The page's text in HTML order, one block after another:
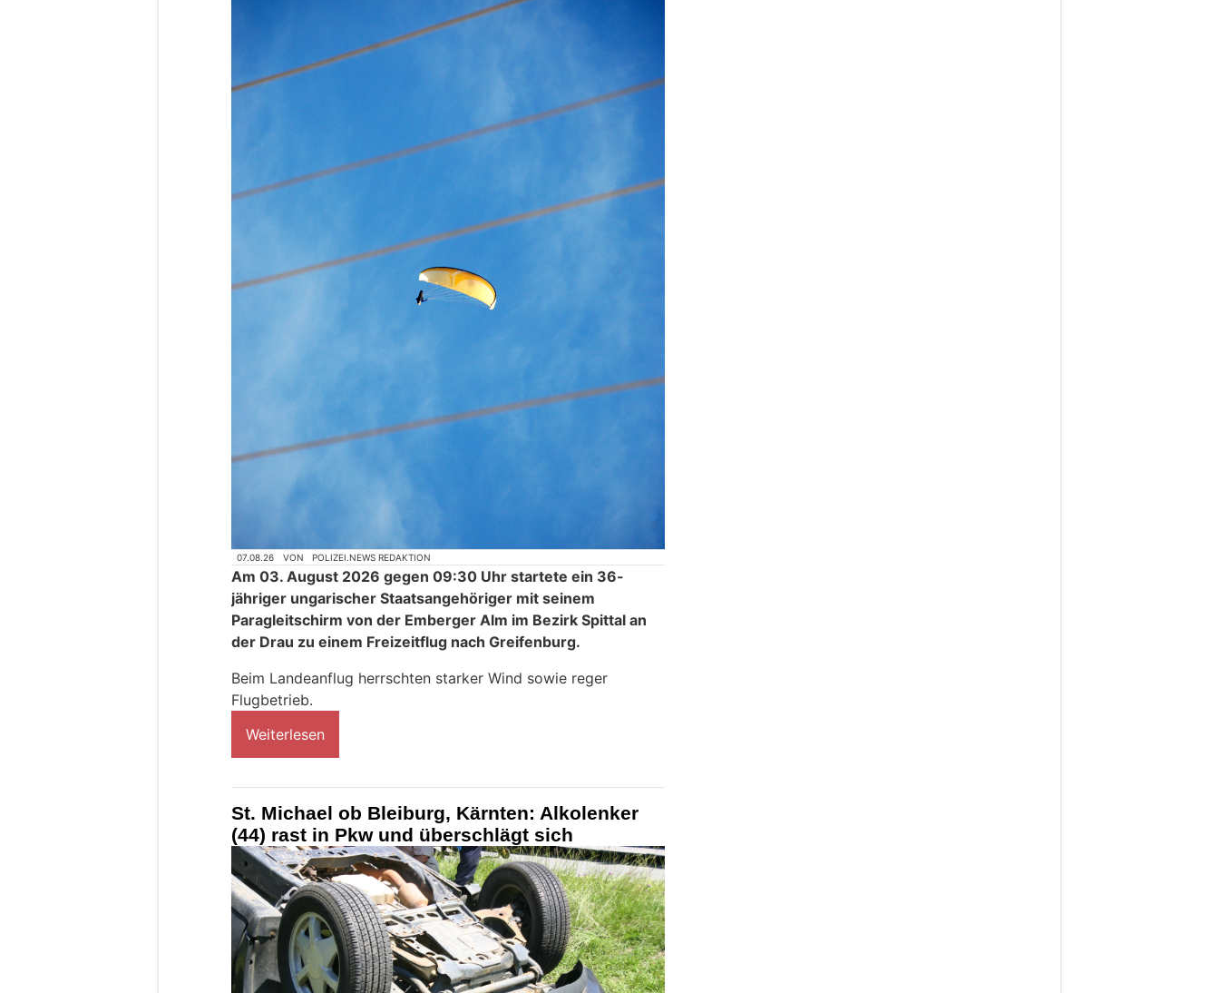
07.08.26 VON POLIZEI.NEWS REDAKTION
Am 03. August 2026 gegen 09:30 Uhr startete ein 36-
jähriger ungarischer Staatsangehöriger mit seinem
Paragleitschirm von der Emberger Alm im Bezirk Spittal an
der Drau zu einem Freizeitflug nach Greifenburg.
Beim Landeanflug herrschten starker Wind sowie reger
Flugbetrieb.
Weiterlesen
St. Michael ob Bleiburg, Kärnten: Alkolenker
(44) rast in Pkw und überschlägt sich